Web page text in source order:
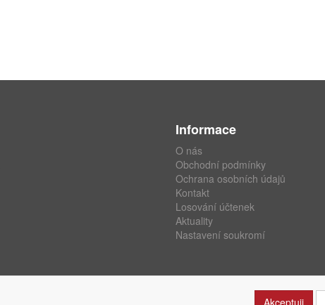
Informace
O nás
Obchodní podmínky
Ochrana osobních údajů
Kontakt
Losování účtenek
Aktuality
Nastavení soukromí
Akceptuji